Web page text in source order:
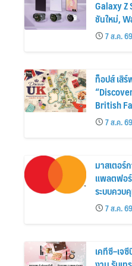
Galaxy Z
ชันใหม่,
และ
ก่อนหน้าก
7 ส.ค.
ท็อปส์ เสิ
British
You” ขนทั
ไอเท็มฮิตจ
อาณาจัก
ตั้งแต่วัน
7 ส.ค.
มาสเตอร์
แพลตฟอ
ระบบควบ
ใหม่7 ส.ค.
เคทีซี–เจ